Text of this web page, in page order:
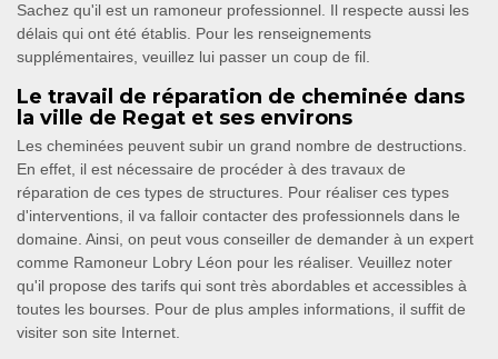
Sachez qu'il est un ramoneur professionnel. Il respecte aussi les
délais qui ont été établis. Pour les renseignements
supplémentaires, veuillez lui passer un coup de fil.
Le travail de réparation de cheminée dans
la ville de Regat et ses environs
Les cheminées peuvent subir un grand nombre de destructions.
En effet, il est nécessaire de procéder à des travaux de
réparation de ces types de structures. Pour réaliser ces types
d'interventions, il va falloir contacter des professionnels dans le
domaine. Ainsi, on peut vous conseiller de demander à un expert
comme Ramoneur Lobry Léon pour les réaliser. Veuillez noter
qu'il propose des tarifs qui sont très abordables et accessibles à
toutes les bourses. Pour de plus amples informations, il suffit de
visiter son site Internet.